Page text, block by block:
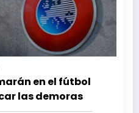
en el fútbol
las demoras